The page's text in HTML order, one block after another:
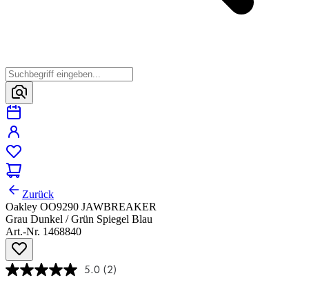
Zurück
Oakley OO9290 JAWBREAKER
Grau Dunkel / Grün Spiegel Blau
Art.-Nr. 1468840
5.0 (2)